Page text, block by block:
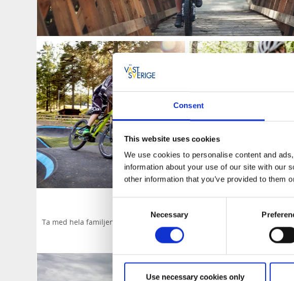
Consent
This website uses cookies
We use cookies to personalise content and
information about your use of our site with our
other information that you’ve provided to them
Necessary
Use necessary cookies only
Dagsturer på två
Ta med hela familjen på en dagstur! Cykla genom Skövdes vackra natur-
sevärdheter längs vägen.